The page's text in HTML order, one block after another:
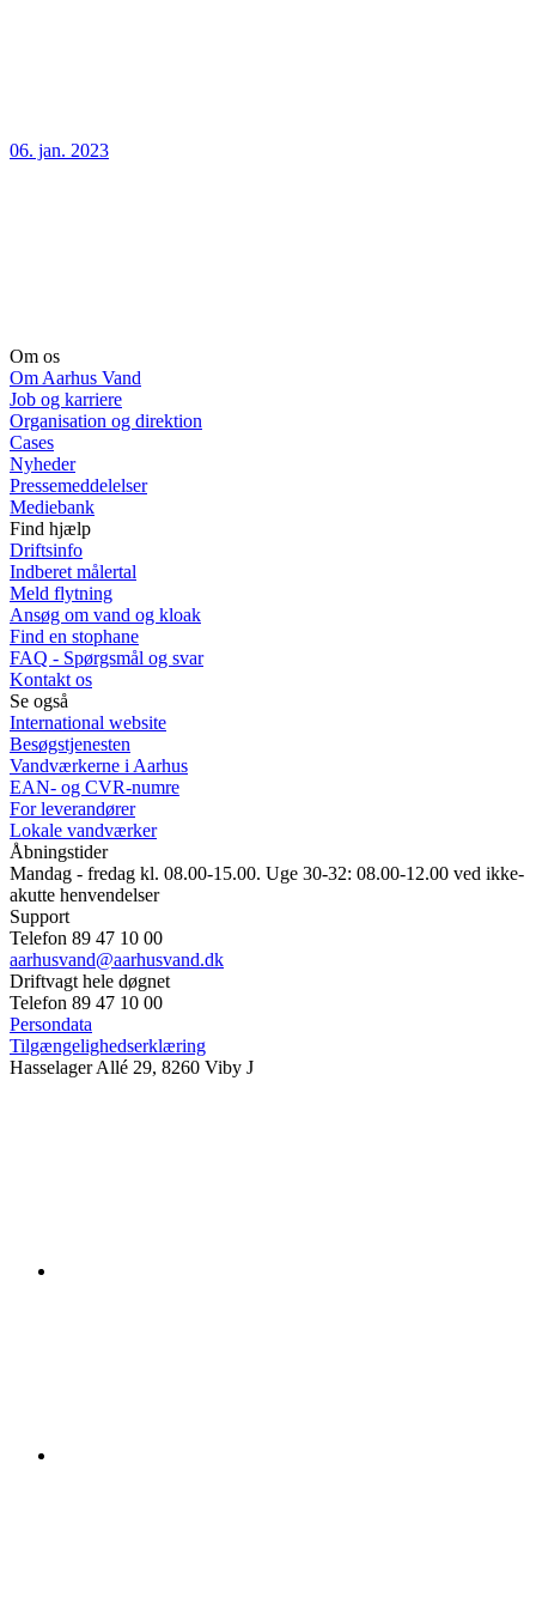
06. jan. 2023
Om os
Om Aarhus Vand
Job og karriere
Organisation og direktion
Cases
Nyheder
Pressemeddelelser
Mediebank
Find hjælp
Driftsinfo
Indberet målertal
Meld flytning
Ansøg om vand og kloak
Find en stophane
FAQ - Spørgsmål og svar
Kontakt os
Se også
International website
Besøgstjenesten
Vandværkerne i Aarhus
EAN- og CVR-numre
For leverandører
Lokale vandværker
Åbningstider
Mandag - fredag kl. 08.00-15.00. Uge 30-32: 08.00-12.00 ved ikke-
akutte henvendelser
Support
Telefon 89 47 10 00
aarhusvand@aarhusvand.dk
Driftvagt hele døgnet
Telefon 89 47 10 00
Persondata
Tilgængelighedserklæring
Hasselager Allé 29, 8260 Viby J